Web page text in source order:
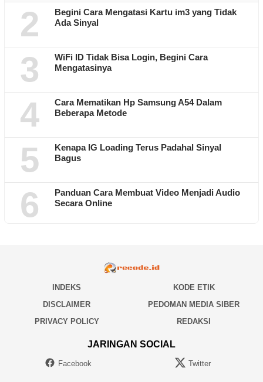
2
Begini Cara Mengatasi Kartu im3 yang Tidak
Ada Sinyal
3
WiFi ID Tidak Bisa Login, Begini Cara
Mengatasinya
4
Cara Mematikan Hp Samsung A54 Dalam
Beberapa Metode
5
Kenapa IG Loading Terus Padahal Sinyal
Bagus
6
Panduan Cara Membuat Video Menjadi Audio
Secara Online
INDEKS
KODE ETIK
DISCLAIMER
PEDOMAN MEDIA SIBER
PRIVACY POLICY
REDAKSI
JARINGAN SOCIAL
Facebook Twitter